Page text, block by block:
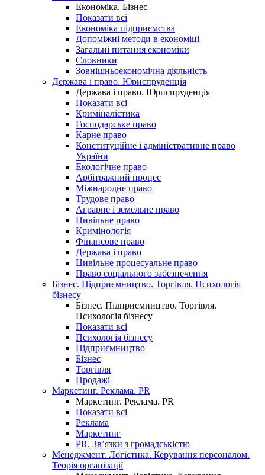
Економіка. Бізнес
Показати всі
Економіка підприємства
Допоміжні методи в економіці
Загальні питання економіки
Словники
Зовнішньоекономічна діяльність
Держава і право. Юриспруденція
Держава і право. Юриспруденція
Показати всі
Криміналістика
Господарське право
Карне право
Конституційне і адміністративне право
України
Екологічне право
Арбітражний процес
Міжнародне право
Трудове право
Аграрне і земельне право
Цивільне право
Кримінологія
Фінансове право
Держава і право
Цивільне процесуальне право
Право соціального забезпечення
Бізнес. Підприємництво. Торгівля. Психологія
бізнесу
Бізнес. Підприємництво. Торгівля.
Психологія бізнесу
Показати всі
Психологія бізнесу
Підприємництво
Бізнес
Торгівля
Продажі
Маркетинг. Реклама. PR
Маркетинг. Реклама. PR
Показати всі
Реклама
Маркетинг
PR. Зв’язки з громадськістю
Менеджмент. Логістика. Керування персоналом.
Теорія організації